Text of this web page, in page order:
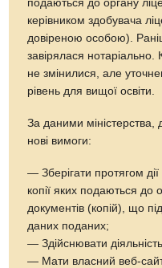
подаються до органу
керівником здобувача
довіреною особою).
завірялася
не змінилися, але
рівень для вищої освіти.
За даними міністерства,
нові вимоги:
— Зберігати протягом дії
копії яких подаються до
документів (копій), що
даних поданих;
— Здійснювати
— Мати власний веб-